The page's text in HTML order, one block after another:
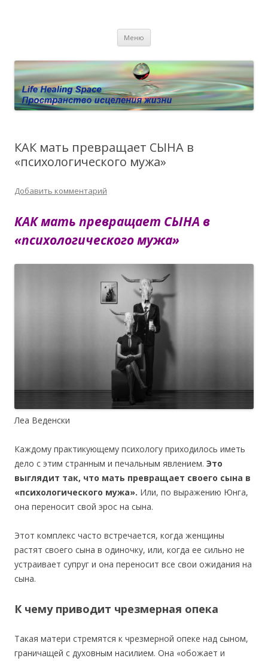
Личный сайт Елены Барымовой
исцелении воспоминанием и ренкарнационике. Услуги.
Меню
КАК мать превращает СЫНА в
«психологического мужа»
Добавить комментарий
КАК мать превращает СЫНА в
«психологического мужа»
Леа Веденски
Каждому практикующему психологу приходилось иметь
дело с этим странным и печальным явлением. Это
выглядит так, что мать превращает своего сына в
«психологического мужа». Или, по выражению Юнга,
она переносит свой эрос на сына.
Этот комплекс часто встречается, когда женщины
растят своего сына в одиночку, или, когда ее сильно не
устраивает супруг и она переносит все свои ожидания на
сына.
К чему приводит чрезмерная опека
Такая матери стремятся к чрезмерной опеке над сыном,
граничащей с духовным насилием. Она «обожает и